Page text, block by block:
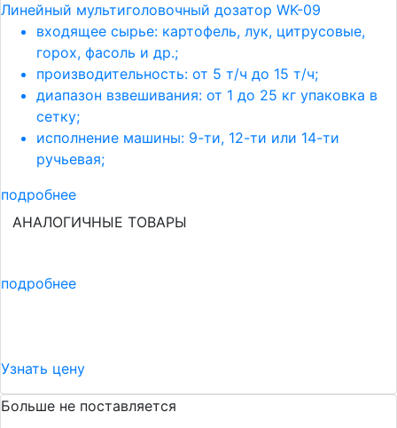
Линейный мультиголовочный дозатор WK-09
входящее сырье: картофель, лук, цитрусовые,
горох, фасоль и др.;
производительность: от 5 т/ч до 15 т/ч;
диапазон взвешивания: от 1 до 25 кг упаковка в
сетку;
исполнение машины: 9-ти, 12-ти или 14-ти
ручьевая;
подробнее
АНАЛОГИЧНЫЕ ТОВАРЫ
подробнее
Узнать цену
Больше не поставляется